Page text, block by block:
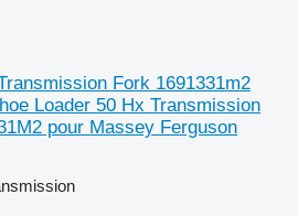
Fork 1691331m2
Loader 50 Hx Transmission
pour Massey Ferguson